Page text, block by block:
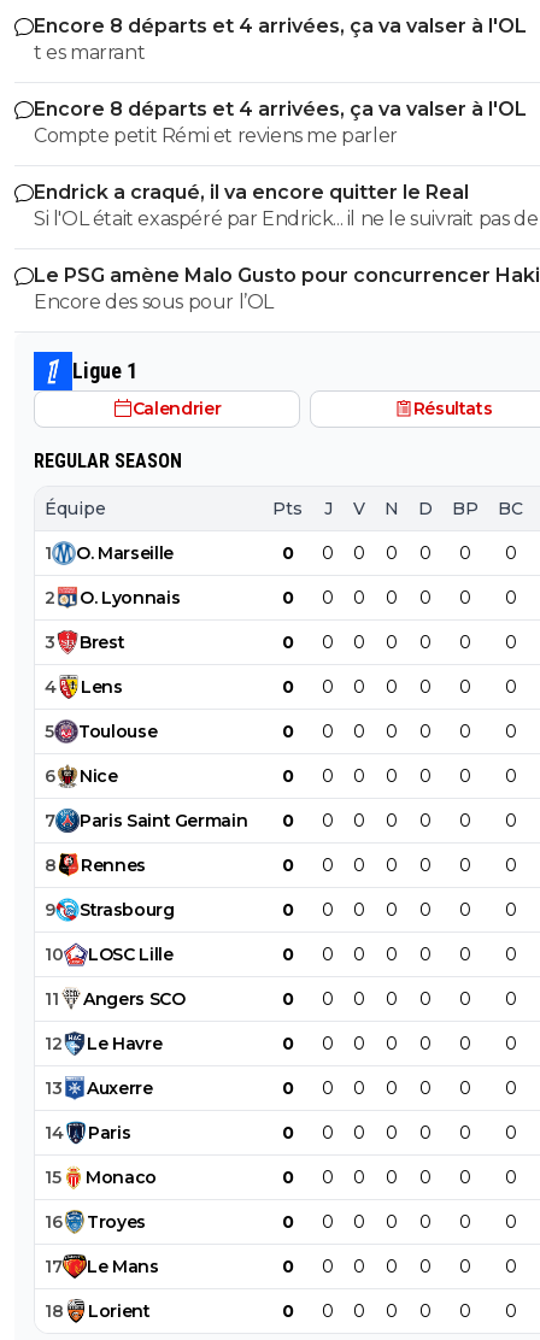
Encore 8 départs et 4 arrivées, ça va valser à l'OL
t es marrant
Encore 8 départs et 4 arrivées, ça va valser à l'OL
Compte petit Rémi et reviens me parler
Endrick a craqué, il va encore quitter le Real
Si l'OL était exaspéré par Endrick... il ne le suivrait pas
près. Bref... Quand l'équipe sera complète... ce sera beaucoup
mieux.
Le PSG amène Malo Gusto pour concurrencer
Encore des sous pour l’OL
Ligue 1
Calendrier Résultats
REGULAR SEASON
Équipe Pts J V N D BP BC
1 O. Marseille 0 0 0 0 0 0 0
2 O. Lyonnais 0 0 0 0 0 0 0
3 Brest 0 0 0 0 0 0 0
4 Lens 0 0 0 0 0 0 0
5 Toulouse 0 0 0 0 0 0 0
6 Nice 0 0 0 0 0 0 0
7 Paris Saint Germain 0 0 0 0 0 0 0
8 Rennes 0 0 0 0 0 0 0
9 Strasbourg 0 0 0 0 0 0 0
10 LOSC Lille 0 0 0 0 0 0 0
11 Angers SCO 0 0 0 0 0 0 0
12 Le Havre 0 0 0 0 0 0 0
13 Auxerre 0 0 0 0 0 0 0
14 Paris 0 0 0 0 0 0 0
15 Monaco 0 0 0 0 0 0 0
16 Troyes 0 0 0 0 0 0 0
17 Le Mans 0 0 0 0 0 0 0
18 Lorient 0 0 0 0 0 0 0